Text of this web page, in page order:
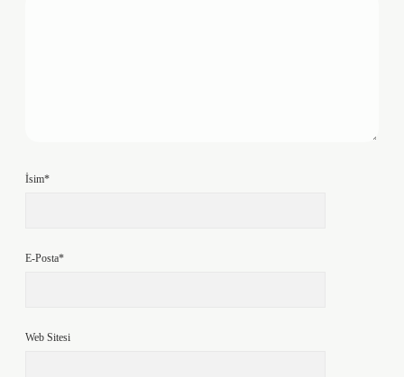
İsim*
E-Posta*
Web Sitesi